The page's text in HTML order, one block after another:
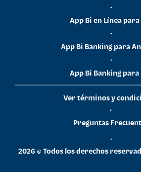
•
App Bi en Línea para
•
App Bi Banking para
•
App Bi Banking para
Ver términos y
•
Preguntas
•
2026 © Todos los derechos